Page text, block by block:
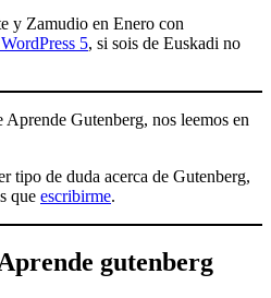
y Zamudio en Enero con
5, si sois de Euskadi no
Gutenberg, nos leemos en
tipo de duda acerca de Gutenberg,
que escribirme.
gutenberg